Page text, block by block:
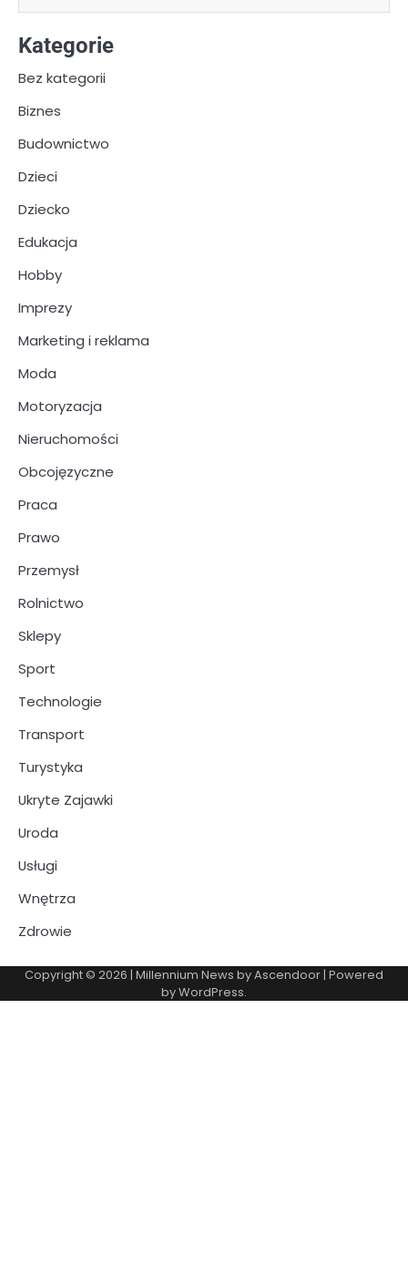
Kategorie
Bez kategorii
Biznes
Budownictwo
Dzieci
Dziecko
Edukacja
Hobby
Imprezy
Marketing i reklama
Moda
Motoryzacja
Nieruchomości
Obcojęzyczne
Praca
Prawo
Przemysł
Rolnictwo
Sklepy
Sport
Technologie
Transport
Turystyka
Ukryte Zajawki
Uroda
Usługi
Wnętrza
Zdrowie
Copyright © 2026 | Millennium News byAscendoor| Powered
byWordPress.